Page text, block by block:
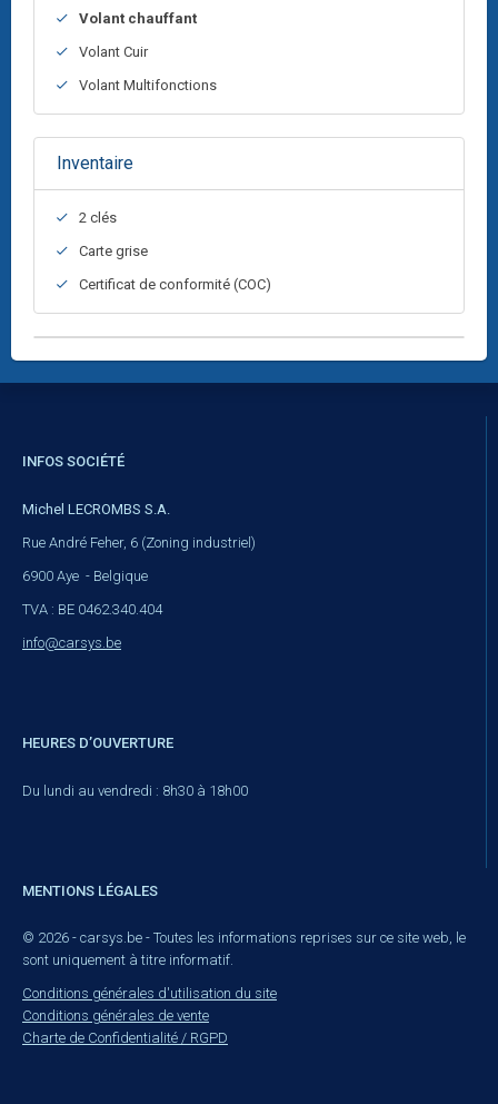
Volant chauffant
Volant Cuir
Volant Multifonctions
Inventaire
2 clés
Carte grise
Certificat de conformité (COC)
INFOS SOCIÉTÉ
Michel LECROMBS S.A.
Rue André Feher, 6 (Zoning industriel)
6900 Aye - Belgique
TVA : BE 0462.340.404
info@carsys.be
HEURES D’OUVERTURE
Du lundi au vendredi : 8h30 à 18h00
MENTIONS LÉGALES
© 2026 - carsys.be - Toutes les informations reprises sur ce site web, le
sont uniquement à titre informatif.
Conditions générales d'utilisation du site
Conditions générales de vente
Charte de Confidentialité / RGPD